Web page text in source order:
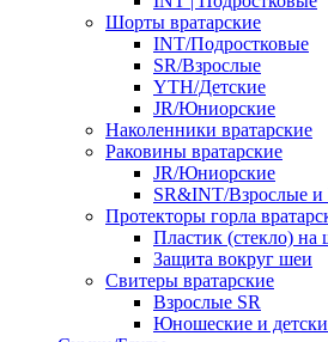
Шорты вратарские
INT/Подростковые
SR/Взрослые
YTH/Детские
JR/Юниорские
Наколенники вратарские
Раковины вратарские
JR/Юниорские
SR&INT/Взрослые и
Протекторы горла
Пластик (стекло) на
Защита вокруг шеи
Свитеры вратарские
Взрослые SR
Юношеские и